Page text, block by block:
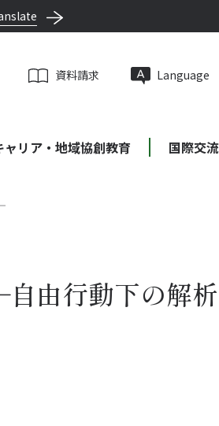
資料請求 Language
ャリア・地域協創教育 国際交流
由行動下の解